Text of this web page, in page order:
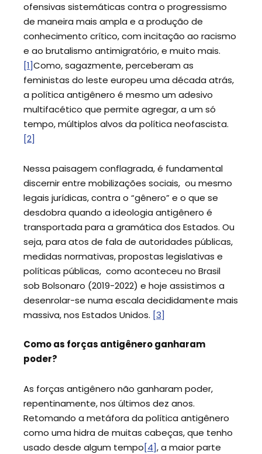
ofensivas sistemáticas contra o progressismo
de maneira mais ampla e a produção de
conhecimento crítico, com incitação ao racismo
e ao brutalismo antimigratório, e muito mais.
[1]Como, sagazmente, perceberam as
feministas do leste europeu uma década atrás,
a política antigênero é mesmo um adesivo
multifacético que permite agregar, a um só
tempo, múltiplos alvos da política neofascista.
[2]
Nessa paisagem conflagrada, é fundamental
discernir entre mobilizações sociais, ou mesmo
legais jurídicas, contra o “gênero” e o que se
desdobra quando a ideologia antigênero é
transportada para a gramática dos Estados. Ou
seja, para atos de fala de autoridades públicas,
medidas normativas, propostas legislativas e
políticas públicas, como aconteceu no Brasil
sob Bolsonaro (2019-2022) e hoje assistimos a
desenrolar-se numa escala decididamente mais
massiva, nos Estados Unidos. [3]
Como as forças antigênero ganharam
poder?
As forças antigênero não ganharam poder,
repentinamente, nos últimos dez anos.
Retomando a metáfora da política antigênero
como uma hidra de muitas cabeças, que tenho
usado desde algum tempo[4], a maior parte